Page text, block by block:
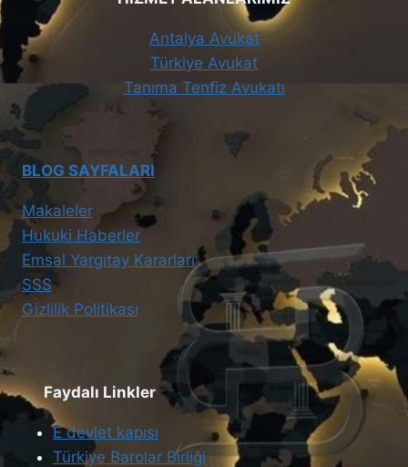
Antalya Avukat
Türkiye Avukat
Tanıma Tenfiz Avukatı
BLOG SAYFALARI
Makaleler
Hukuki Haberler
Emsal Yargıtay Kararları
SSS
Gizlilik Politikası
Faydalı Linkler
E devlet kapısı
Türkiye Barolar Birliği